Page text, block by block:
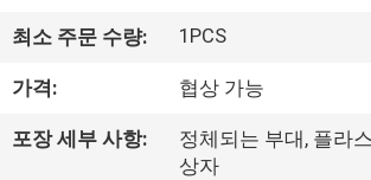
것
최소 주문 수량: 1PCS
가격: 협상 가능
포장 세부 사항:
정체되는 부대, 플라
상자